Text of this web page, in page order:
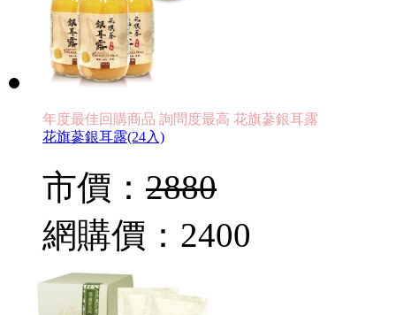
年度最佳回購商品 詢問度最高 花旗蔘銀耳露
花旗蔘銀耳露(24入)
市價： 2880
網購價： 2400